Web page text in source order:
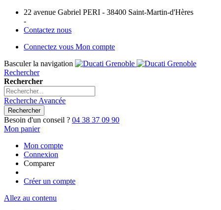
22 avenue Gabriel PERI - 38400 Saint-Martin-d'Hères
-
Contactez nous
Connectez vous Mon compte
Basculer la navigation
Rechercher
Rechercher
Recherche Avancée
Rechercher
Besoin d'un conseil ? 04 38 37 09 90
Mon panier
Mon compte
Connexion
Comparer
Créer un compte
Allez au contenu